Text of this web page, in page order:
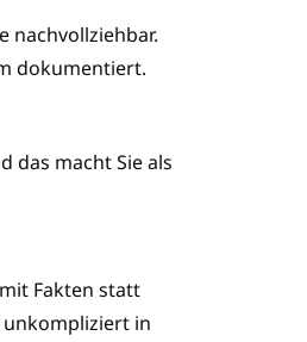
nachvollziehbar.
dokumentiert.
das macht Sie als
Fakten statt
unkompliziert in